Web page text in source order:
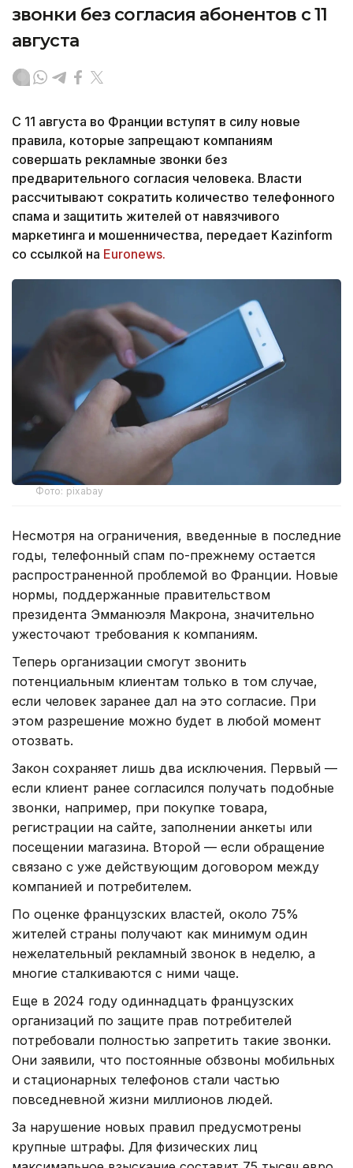
звонки без согласия абонентов с 11
августа
С 11 августа во Франции вступят в силу новые
правила, которые запрещают компаниям
совершать рекламные звонки без
предварительного согласия человека. Власти
рассчитывают сократить количество телефонного
спама и защитить жителей от навязчивого
маркетинга и мошенничества, передает Kazinform
со ссылкой на Euronews.
Фото: pixabay
Несмотря на ограничения, введенные в последние
годы, телефонный спам по-прежнему остается
распространенной проблемой во Франции. Новые
нормы, поддержанные правительством
президента Эмманюэля Макрона, значительно
ужесточают требования к компаниям.
Теперь организации смогут звонить
потенциальным клиентам только в том случае,
если человек заранее дал на это согласие. При
этом разрешение можно будет в любой момент
отозвать.
Закон сохраняет лишь два исключения. Первый —
если клиент ранее согласился получать подобные
звонки, например, при покупке товара,
регистрации на сайте, заполнении анкеты или
посещении магазина. Второй — если обращение
связано с уже действующим договором между
компанией и потребителем.
По оценке французских властей, около 75%
жителей страны получают как минимум один
нежелательный рекламный звонок в неделю, а
многие сталкиваются с ними чаще.
Еще в 2024 году одиннадцать французских
организаций по защите прав потребителей
потребовали полностью запретить такие звонки.
Они заявили, что постоянные обзвоны мобильных
и стационарных телефонов стали частью
повседневной жизни миллионов людей.
За нарушение новых правил предусмотрены
крупные штрафы. Для физических лиц